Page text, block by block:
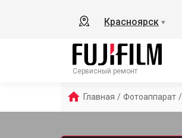
Красноярск ▼
Сервисный ремонт
Главная / Фотоаппарат /